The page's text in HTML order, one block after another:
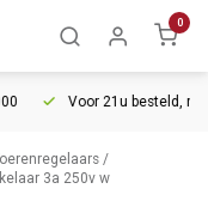
0
Voor 21u besteld,
/
3a 250v w